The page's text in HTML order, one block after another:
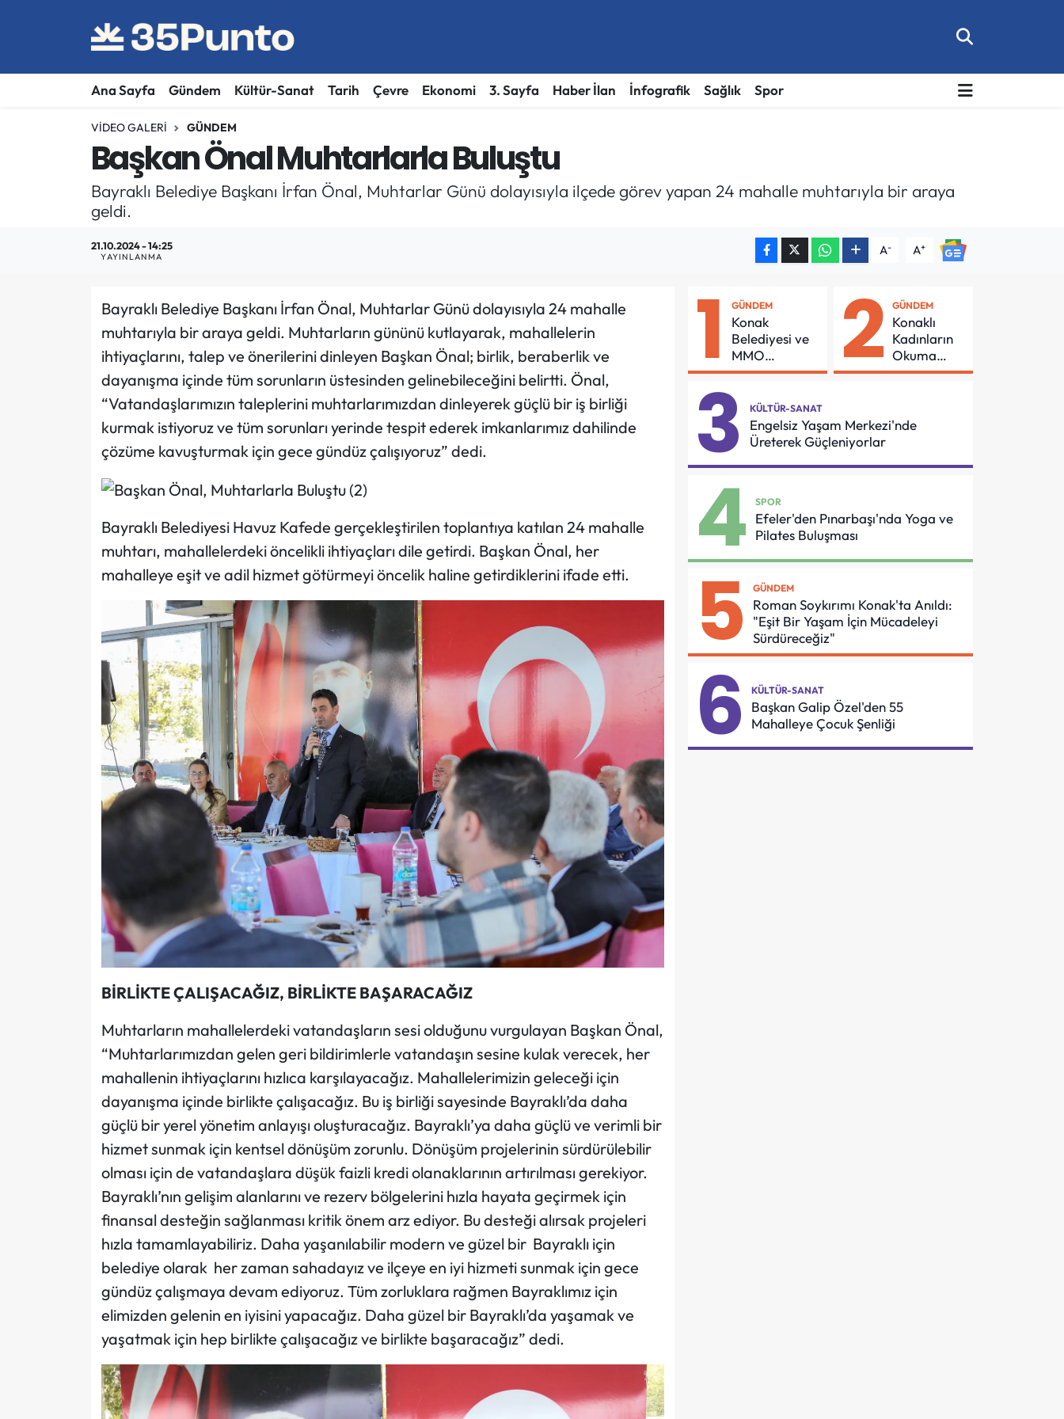
Ana Sayfa Gündem Kültür-Sanat Tarih Çevre Ekonomi 3. Sayfa Haber İlan İnfografik Sağlık Spor
VIDEO GALERI GÜNDEM
Başkan Önal Muhtarlarla Buluştu
Bayraklı Belediye Başkanı İrfan Önal, Muhtarlar Günü dolayısıyla ilçede görev yapan 24 mahalle muhtarıyla bir araya
geldi.
21.10.2024 - 14:25
YAYINLANMA A- A+
Bayraklı Belediye Başkanı İrfan Önal, Muhtarlar Günü dolayısıyla 24 mahalle
muhtarıyla bir araya geldi. Muhtarların gününü kutlayarak, mahallelerin
ihtiyaçlarını, talep ve önerilerini dinleyen Başkan Önal; birlik, beraberlik ve
dayanışma içinde tüm sorunların üstesinden gelinebileceğini belirtti. Önal,
“Vatandaşlarımızın taleplerini muhtarlarımızdan dinleyerek güçlü bir iş birliği
kurmak istiyoruz ve tüm sorunları yerinde tespit ederek imkanlarımız dahilinde
çözüme kavuşturmak için gece gündüz çalışıyoruz” dedi.
Bayraklı Belediyesi Havuz Kafede gerçekleştirilen toplantıya katılan 24 mahalle
muhtarı, mahallelerdeki öncelikli ihtiyaçları dile getirdi. Başkan Önal, her
mahalleye eşit ve adil hizmet götürmeyi öncelik haline getirdiklerini ifade etti.
BİRLİKTE ÇALIŞACAĞIZ, BİRLİKTE BAŞARACAĞIZ
Muhtarların mahallelerdeki vatandaşların sesi olduğunu vurgulayan Başkan Önal,
“Muhtarlarımızdan gelen geri bildirimlerle vatandaşın sesine kulak verecek, her
mahallenin ihtiyaçlarını hızlıca karşılayacağız. Mahallelerimizin geleceği için
dayanışma içinde birlikte çalışacağız. Bu iş birliği sayesinde Bayraklı’da daha
güçlü bir yerel yönetim anlayışı oluşturacağız. Bayraklı’ya daha güçlü ve verimli bir
hizmet sunmak için kentsel dönüşüm zorunlu. Dönüşüm projelerinin sürdürülebilir
olması için de vatandaşlara düşük faizli kredi olanaklarının artırılması gerekiyor.
Bayraklı’nın gelişim alanlarını ve rezerv bölgelerini hızla hayata geçirmek için
finansal desteğin sağlanması kritik önem arz ediyor. Bu desteği alırsak projeleri
hızla tamamlayabiliriz. Daha yaşanılabilir modern ve güzel bir Bayraklı için
belediye olarak her zaman sahadayız ve ilçeye en iyi hizmeti sunmak için gece
gündüz çalışmaya devam ediyoruz. Tüm zorluklara rağmen Bayraklımız için
elimizden gelenin en iyisini yapacağız. Daha güzel bir Bayraklı’da yaşamak ve
yaşatmak için hep birlikte çalışacağız ve birlikte başaracağız” dedi.
1 GÜNDEM
Konak
Belediyesi ve
MMO
Arasında
Güvenliği İçin
Önemli
Protokol
2 GÜNDEM
Konaklı
Kadınların
Okuma
Azmi Örnek
3 KÜLTÜR-SANAT
Engelsiz Yaşam Merkezi'nde
Üreterek Güçleniyorlar
4 SPOR
Efeler'den Pınarbaşı'nda Yoga ve
Pilates Buluşması
5 GÜNDEM
Roman Soykırımı Konak'ta Anıldı:
"Eşit Bir Yaşam İçin Mücadeleyi
Sürdüreceğiz"
6 KÜLTÜR-SANAT
Başkan Galip Özel'den 55
Mahalleye Çocuk Şenliği